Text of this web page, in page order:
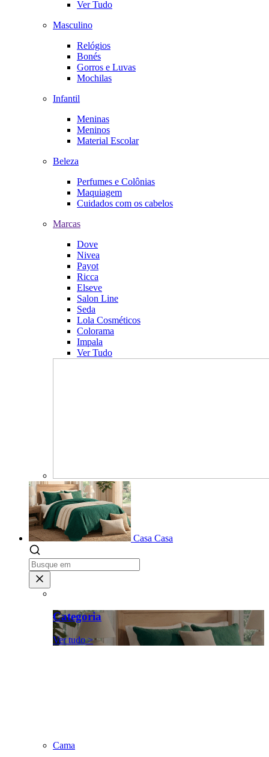
Ver Tudo
Masculino
Relógios
Bonés
Gorros e Luvas
Mochilas
Infantil
Meninas
Meninos
Material Escolar
Beleza
Perfumes e Colônias
Maquiagem
Cuidados com os cabelos
Marcas
Dove
Nivea
Payot
Ricca
Elseve
Salon Line
Seda
Lola Cosméticos
Colorama
Impala
Ver Tudo
Casa Casa
Categoria
Ver tudo >
Cama